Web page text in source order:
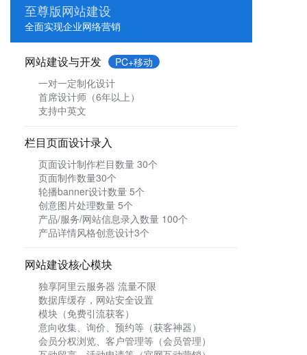
至尊版网站建设
全面实现企业网络营销
网站建设与开发
PC+移动
一对一定制化设计
首席设计师（6年以上）
支持中英文
栏目页面设计录入
页面设计制作栏目数量 30个
页面制作数量30个
轮播banner设计数量 5个
创意图片处理数量 5个
产品/服务/网站信息录入数量 100个
产品详情风格创意设计3个
网站建设核心模块
独享阿里云服务器 流量不限
数据库缓存，网站安全设置
模块（免费引流获客）
意向收集、询价、预约等（获客神器）
会员分权浏览、客户管理等（会员管理）